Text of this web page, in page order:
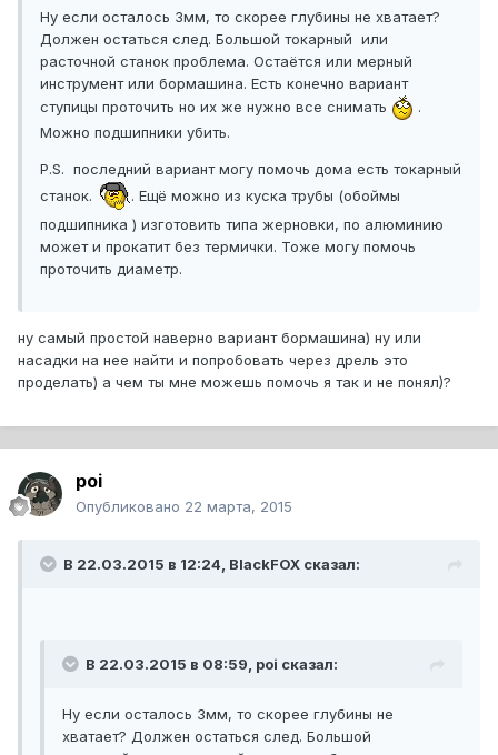
Ну если осталось 3мм, то скорее глубины не хватает?
Должен остаться след. Большой токарный или
расточной станок проблема. Остаётся или мерный
инструмент или бормашина. Есть конечно вариант
ступицы проточить но их же нужно все снимать
.
Можно подшипники убить.
P.S. последний вариант могу помочь дома есть токарный
станок.
. Ещё можно из куска трубы (обоймы
подшипника ) изготовить типа жерновки, по алюминию
может и прокатит без термички. Тоже могу помочь
проточить диаметр.
ну самый простой наверно вариант бормашина) ну или
насадки на нее найти и попробовать через дрель это
проделать) а чем ты мне можешь помочь я так и не понял)?
poi
Опубликовано 22 марта, 2015
В 22.03.2015 в 12:24, BlackFOX сказал:
В 22.03.2015 в 08:59, poi сказал:
Ну если осталось 3мм, то скорее глубины не
хватает? Должен остаться след. Большой